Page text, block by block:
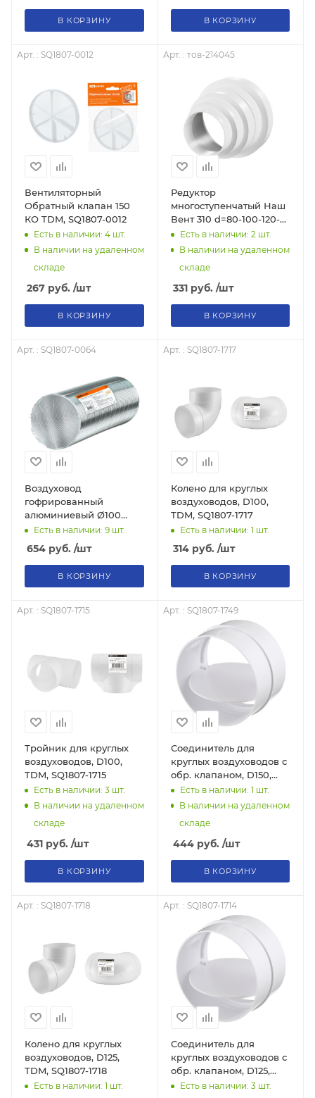
В КОРЗИНУ В КОРЗИНУ
Арт. : SQ1807-0012
Вентиляторный
Обратный клапан 150
КО TDM, SQ1807-0012
Есть в наличии: 4 шт.
В наличии на удаленном
складе
267 руб. /шт
В КОРЗИНУ
Арт. : тов-214045
Редуктор
многоступенчатый Наш
Вент 310 d=80-100-120-
125-150 мм, тов-214045
Есть в наличии: 2шт.
В наличии на удаленном
складе
331руб. /шт
В КОРЗИНУ
Арт. : SQ1807-0064
Воздуховод
гофрированный
алюминиевый Ø100
TDM, SQ1807-0064
Есть в наличии: 9 шт.
654 руб. /шт
В КОРЗИНУ
Арт. : SQ1807-1717
Колено для круглых
воздуховодов, D100,
TDM, SQ1807-1717
Есть в наличии: 1 шт.
314руб. /шт
В КОРЗИНУ
Арт. : SQ1807-1715
Тройник для круглых
воздуховодов, D100,
TDM, SQ1807-1715
Есть в наличии: 3 шт.
В наличии на удаленном
складе
431 руб. /шт
В КОРЗИНУ
Арт. : SQ1807-1749
Соединитель для
круглых воздуховодов с
обр. клапаном, D150,
TDM, SQ1807-1749
Есть в наличии: 1 шт.
В наличии на удаленном
складе
444руб. /шт
В КОРЗИНУ
Арт. : SQ1807-1718
Колено для круглых
воздуховодов, D125,
TDM, SQ1807-1718
Есть в наличии: 1 шт.
Арт. : SQ1807-1714
Соединитель для
круглых воздуховодов с
обр. клапаном, D125,
TDM, SQ1807-1714
Есть в наличии: 3шт.